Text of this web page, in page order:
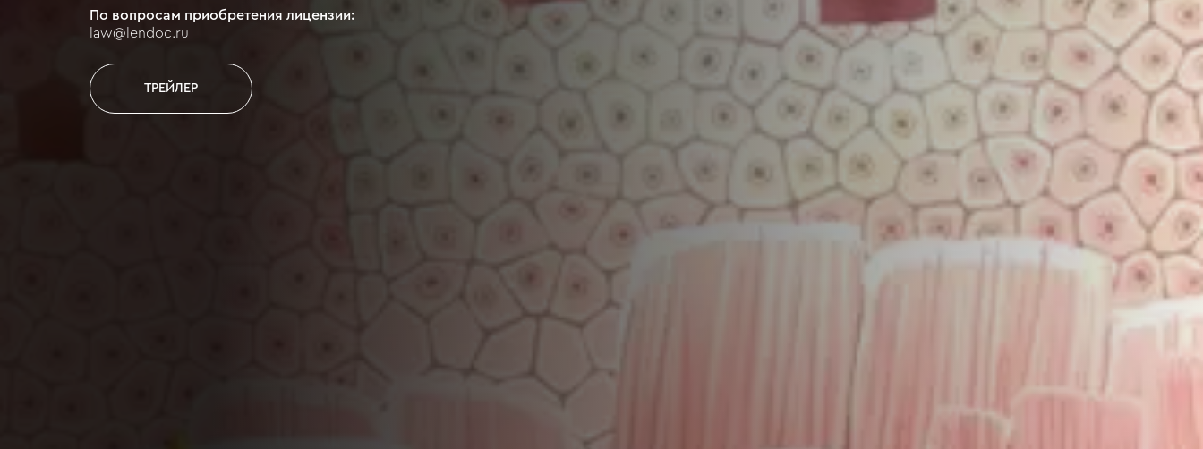
По вопросам приобретения лицензии:
law@lendoc.ru
ТРЕЙЛЕР